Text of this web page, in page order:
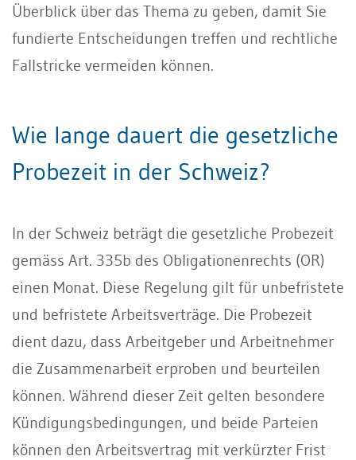
Überblick über das Thema zu geben, damit Sie
fundierte Entscheidungen treffen und rechtliche
Fallstricke vermeiden können.
Wie lange dauert die gesetzliche
Probezeit in der Schweiz?
In der Schweiz beträgt die gesetzliche Probezeit
gemäss Art. 335b des Obligationenrechts (OR)
einen Monat. Diese Regelung gilt für unbefristete
und befristete Arbeitsverträge. Die Probezeit
dient dazu, dass Arbeitgeber und Arbeitnehmer
die Zusammenarbeit erproben und beurteilen
können. Während dieser Zeit gelten besondere
Kündigungsbedingungen, und beide Parteien
können den Arbeitsvertrag mit verkürzter Frist